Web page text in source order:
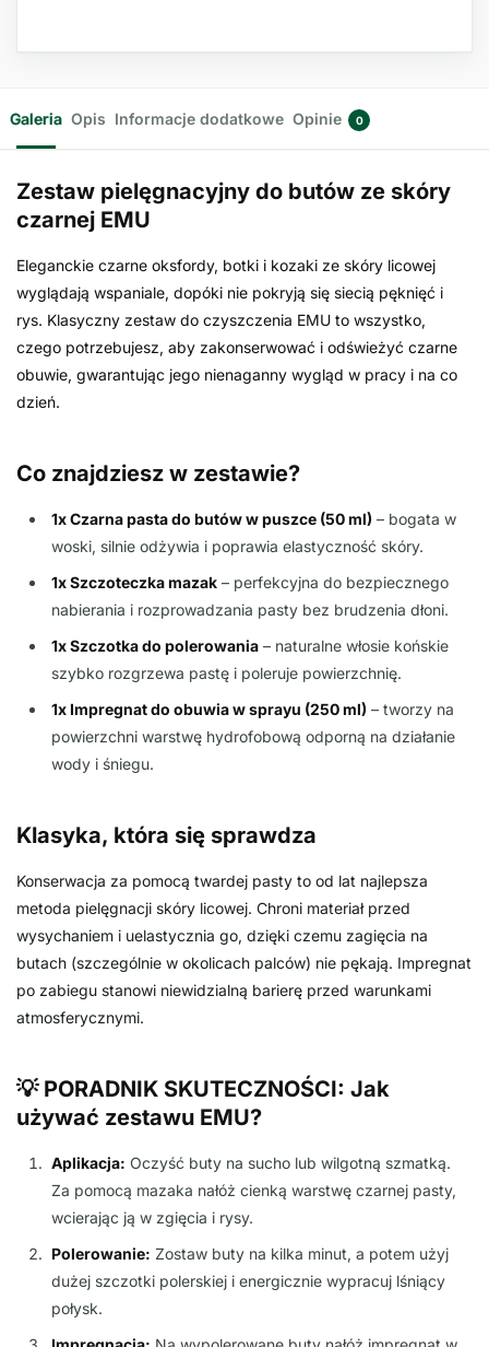
Galeria Opis Informacje dodatkowe Opinie 0
Zestaw pielęgnacyjny do butów ze skóry
czarnej EMU
Eleganckie czarne oksfordy, botki i kozaki ze skóry licowej
wyglądają wspaniale, dopóki nie pokryją się siecią pęknięć i
rys. Klasyczny zestaw do czyszczenia EMU to wszystko,
czego potrzebujesz, aby zakonserwować i odświeżyć czarne
obuwie, gwarantując jego nienaganny wygląd w pracy i na co
dzień.
Co znajdziesz w zestawie?
1x Czarna pasta do butów w puszce (50 ml) – bogata w
woski, silnie odżywia i poprawia elastyczność skóry.
1x Szczoteczka mazak – perfekcyjna do bezpiecznego
nabierania i rozprowadzania pasty bez brudzenia dłoni.
1x Szczotka do polerowania – naturalne włosie końskie
szybko rozgrzewa pastę i poleruje powierzchnię.
1x Impregnat do obuwia w sprayu (250 ml) – tworzy na
powierzchni warstwę hydrofobową odporną na działanie
wody i śniegu.
Klasyka, która się sprawdza
Konserwacja za pomocą twardej pasty to od lat najlepsza
metoda pielęgnacji skóry licowej. Chroni materiał przed
wysychaniem i uelastycznia go, dzięki czemu zagięcia na
butach (szczególnie w okolicach palców) nie pękają. Impregnat
po zabiegu stanowi niewidzialną barierę przed warunkami
atmosferycznymi.
💡 PORADNIK SKUTECZNOŚCI: Jak
używać zestawu EMU?
Aplikacja: Oczyść buty na sucho lub wilgotną szmatką.
Za pomocą mazaka nałóż cienką warstwę czarnej pasty,
wcierając ją w zgięcia i rysy.
Polerowanie: Zostaw buty na kilka minut, a potem użyj
dużej szczotki polerskiej i energicznie wypracuj lśniący
połysk.